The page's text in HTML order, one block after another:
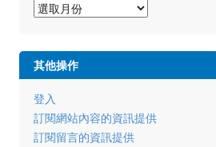
其他操作
登入
訂閱網站內容的資訊提供
訂閱留言的資訊提供